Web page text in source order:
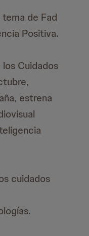
de Fad
Positiva.
Cuidados
estrena
cuidados